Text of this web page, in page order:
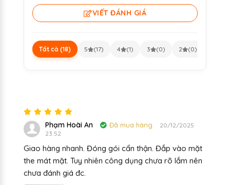
VIẾT ĐÁNH GIÁ
Tất cả (18) 5 (17) 4 (1) 3 (0) 2 (0)
Phạm Hoài An Đã mua hàng
20/12/2025
23:52
Giao hàng nhanh. Đóng gói cẩn thận. Đắp vào mặt
the mát mặt. Tuy nhiên công dụng chưa rõ lắm nên
chưa đánh giá đc.